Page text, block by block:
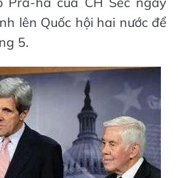
lên Quốc hội hai nước để
5.